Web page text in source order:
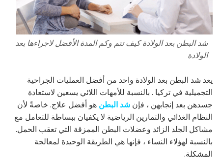
شد البطن بعد الولادة كيف تتم وكم المدة الأفضل لاجراءها بعد
الولادة
يعد شد البطن بعد الولادة واحد من أفضل العمليات الجراحية
التجميلية في تركيا . بالنسبة للأمهات اللائي يسعين لاستعادة
جسدهن بعد إنجابهن ، فإن شد البطن هو أفضل علاج. خاصةً لأن
النظام الغذائي والتمارين الرياضية لا يكفيان ببساطة للتعامل مع
مشاكل الجلد الزائد وعضلات البطن الممزقة التي تعقب الحمل.
بالنسبة لهؤلاء النساء ، فإنها هي الطريقة الوحيدة لمعالجة
المشكلة.